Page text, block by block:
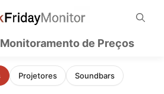
de Preços
Projetores Soundbars